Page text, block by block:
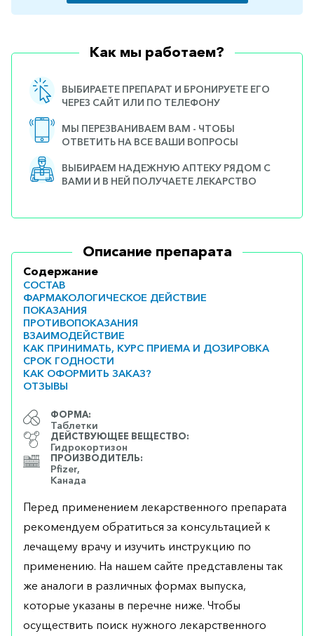
Как мы работаем?
ВЫБИРАЕТЕ ПРЕПАРАТ И БРОНИРУЕТЕ ЕГО
ЧЕРЕЗ САЙТ ИЛИ ПО ТЕЛЕФОНУ
МЫ ПЕРЕЗВАНИВАЕМ ВАМ - ЧТОБЫ
ОТВЕТИТЬ НА ВСЕ ВАШИ ВОПРОСЫ
ВЫБИРАЕМ НАДЕЖНУЮ АПТЕКУ РЯДОМ С
ВАМИ И В НЕЙ ПОЛУЧАЕТЕ ЛЕКАРСТВО
Описание препарата
Содержание
СОСТАВ
ФАРМАКОЛОГИЧЕСКОЕ ДЕЙСТВИЕ
ПОКАЗАНИЯ
ПРОТИВОПОКАЗАНИЯ
ВЗАИМОДЕЙСТВИЕ
КАК ПРИНИМАТЬ, КУРС ПРИЕМА И ДОЗИРОВКА
СРОК ГОДНОСТИ
КАК ОФОРМИТЬ ЗАКАЗ?
ОТЗЫВЫ
ФОРМА:
Таблетки
ДЕЙСТВУЮЩЕЕ ВЕЩЕСТВО:
Гидрокортизон
ПРОИЗВОДИТЕЛЬ:
Pfizer,
Канада
Перед применением лекарственного препарата
рекомендуем обратиться за консультацией к
лечащему врачу и изучить инструкцию по
применению. На нашем сайте представлены так
же аналоги в различных формах выпуска,
которые указаны в перечне ниже. Чтобы
осуществить поиск нужного лекарственного